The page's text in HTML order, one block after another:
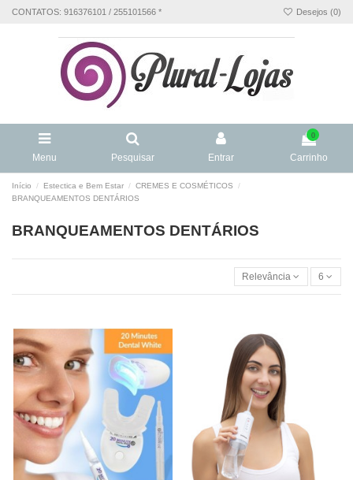
CONTATOS: 916376101 / 255101566 * Desejos (0)
Menu Pesquisar Entrar
0
Carrinho
Início Estectica e Bem Estar
CREMES E COSMÉTICOS
BRANQUEAMENTOS DENTÁRIOS
BRANQUEAMENTOS DENTÁRIOS
Relevância 6